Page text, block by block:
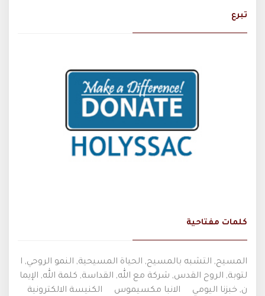
تبرع
كلمات مفتاحية
المسيح, التشبه بالمسيح, الحياة المسيحية, النمو الروحي, ا
لتوبة, الروح القدس, شركة مع الله, القداسة, كلمة الله, الإيما
ن, خبزنا اليومي
الانبا مكسيموس
الكنيسة الالكترونية